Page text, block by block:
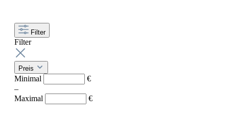
Filter
Filter
Preis
Minimal
€
–
Maximal
€